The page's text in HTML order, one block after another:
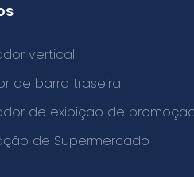
vertical
de barra traseira
de exibição de
de Supermercado